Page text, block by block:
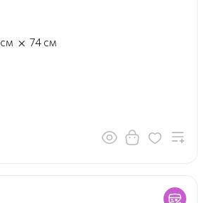
см × 74 см